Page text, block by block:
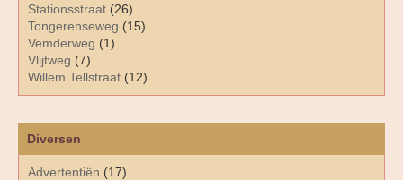
Diversen
Advertentiën (17)
Stationsstraat (26)
Tongerenseweg (15)
Vemderweg (1)
Vlijtweg (7)
Willem Tellstraat (12)